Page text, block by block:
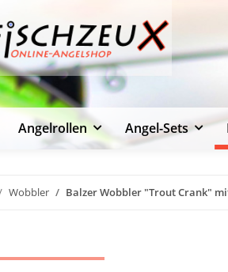
Angelrollen Angel-Sets
Wobbler Balzer Wobbler "Trout Crank"